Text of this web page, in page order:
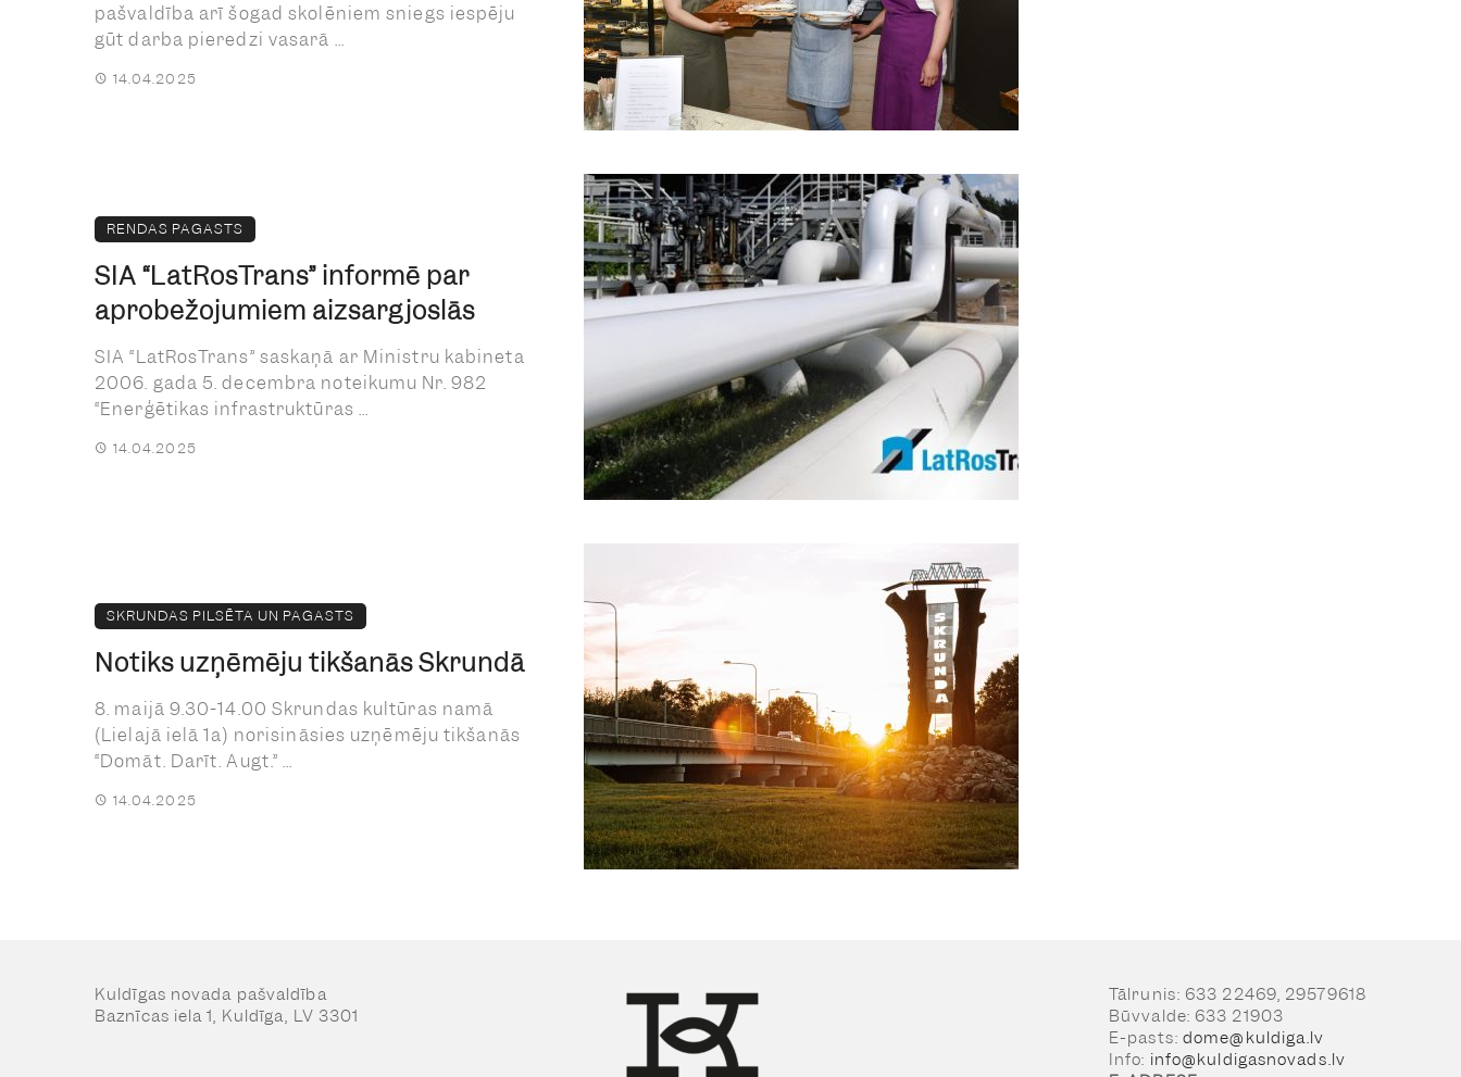
pašvaldība arī šogad skolēniem sniegs iespēju
gūt darba pieredzi vasarā ...
14.04.2025
RENDAS PAGASTS
SIA “LatRosTrans” informē par
aprobežojumiem aizsargjoslās
SIA “LatRosTrans” saskaņā ar Ministru kabineta
2006. gada 5. decembra noteikumu Nr. 982
“Enerģētikas infrastruktūras ...
14.04.2025
SKRUNDAS PILSĒTA UN PAGASTS
Notiks uzņēmēju tikšanās Skrundā
8. maijā 9.30-14.00 Skrundas kultūras namā
(Lielajā ielā 1a) norisināsies uzņēmēju tikšanās
“Domāt. Darīt. Augt.” ...
14.04.2025
Kuldīgas novada pašvaldība
Baznīcas iela 1, Kuldīga, LV 3301
Tālrunis: 633 22469, 29579618
Būvvalde: 633 21903
E-pasts: dome@kuldiga.lv
Info: info@kuldigasnovads.lv